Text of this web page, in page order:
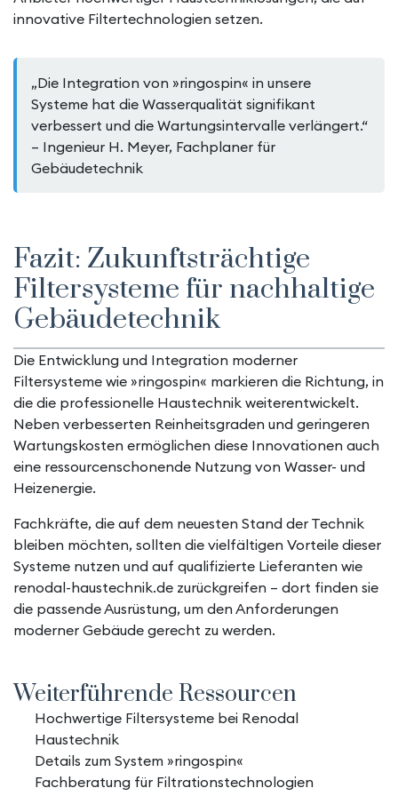
innovative Filtertechnologien setzen.
„Die Integration von »ringospin« in unsere
Systeme hat die Wasserqualität signifikant
verbessert und die Wartungsintervalle verlängert.“
– Ingenieur H. Meyer, Fachplaner für
Gebäudetechnik
Fazit: Zukunftsträchtige
Filtersysteme für nachhaltige
Gebäudetechnik
Die Entwicklung und Integration moderner
Filtersysteme wie »ringospin« markieren die Richtung, in
die die professionelle Haustechnik weiterentwickelt.
Neben verbesserten Reinheitsgraden und geringeren
Wartungskosten ermöglichen diese Innovationen auch
eine ressourcenschonende Nutzung von Wasser- und
Heizenergie.
Fachkräfte, die auf dem neuesten Stand der Technik
bleiben möchten, sollten die vielfältigen Vorteile dieser
Systeme nutzen und auf qualifizierte Lieferanten wie
renodal-haustechnik.de zurückgreifen – dort finden sie
die passende Ausrüstung, um den Anforderungen
moderner Gebäude gerecht zu werden.
Weiterführende Ressourcen
Hochwertige Filtersysteme bei Renodal
Haustechnik
Details zum System »ringospin«
Fachberatung für Filtrationstechnologien